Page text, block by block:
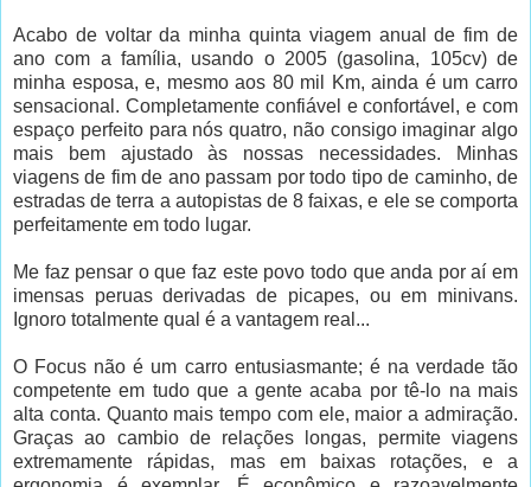
Acabo de voltar da minha quinta viagem anual de fim de
ano com a família, usando o 2005 (gasolina, 105cv) de
minha esposa, e, mesmo aos 80 mil Km, ainda é um carro
sensacional. Completamente confiável e confortável, e com
espaço perfeito para nós quatro, não consigo imaginar algo
mais bem ajustado às nossas necessidades. Minhas
viagens de fim de ano passam por todo tipo de caminho, de
estradas de terra a autopistas de 8 faixas, e ele se comporta
perfeitamente em todo lugar.
Me faz pensar o que faz este povo todo que anda por aí em
imensas peruas derivadas de picapes, ou em minivans.
Ignoro totalmente qual é a vantagem real...
O Focus não é um carro entusiasmante; é na verdade tão
competente em tudo que a gente acaba por tê-lo na mais
alta conta. Quanto mais tempo com ele, maior a admiração.
Graças ao cambio de relações longas, permite viagens
extremamente rápidas, mas em baixas rotações, e a